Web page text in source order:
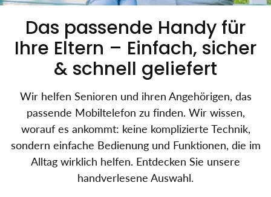
Das passende Handy für
Ihre Eltern – Einfach, sicher
& schnell geliefert
Wir helfen Senioren und ihren Angehörigen, das
passende Mobiltelefon zu finden. Wir wissen,
worauf es ankommt: keine komplizierte Technik,
sondern einfache Bedienung und Funktionen, die im
Alltag wirklich helfen. Entdecken Sie unsere
handverlesene Auswahl.